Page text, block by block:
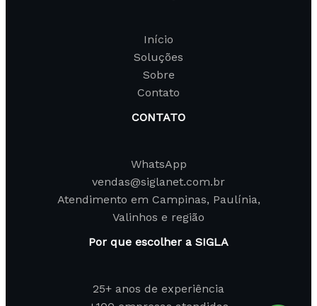
Início
Soluções
Sobre
Contato
CONTATO
WhatsApp
vendas@siglanet.com.br
Atendimento em Campinas, Paulínia,
Valinhos e região
Por que escolher a SIGLA
25+ anos de experiência